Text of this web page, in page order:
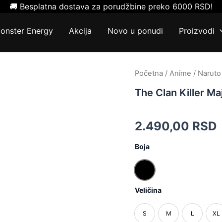
🚚 Besplatna dostava za porudžbine preko 6000 RSD!
Energy Akcija Novo u ponudi Proizvodi
Početna / Anime / Naruto
The Clan Killer
2.490,00 RSD
Boja
Crna
Veličina
S M L XL
The
Killer